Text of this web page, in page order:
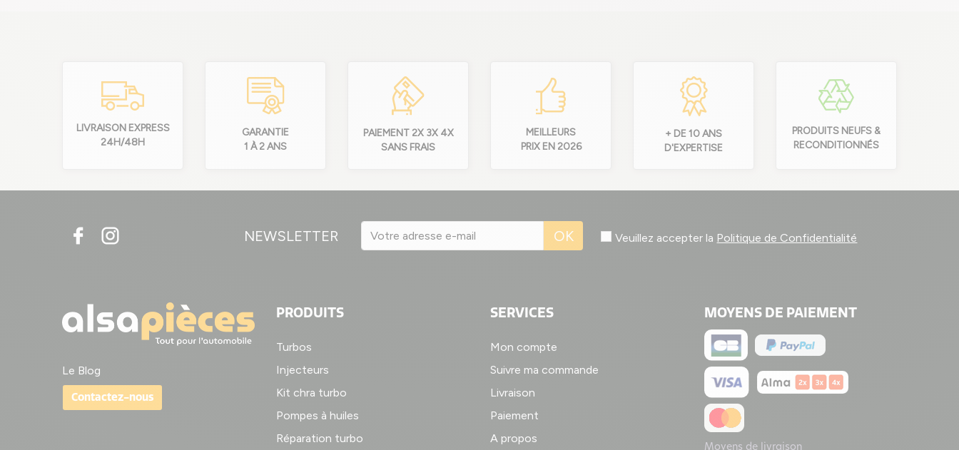
LIVRAISON EXPRESS
24H/48H
GARANTIE
1 À 2 ANS
PAIEMENT 2X 3X 4X
SANS FRAIS
MEILLEURS
PRIX EN 2026
+ DE 10 ANS
D'EXPERTISE
PRODUITS NEUFS &
RECONDITIONNÉS
NEWSLETTER OK Veuillez accepter la Politique de Confidentialité
Le Blog
Contactez-nous
PRODUITS
Turbos
Injecteurs
Kit chra turbo
Pompes à huiles
Réparation turbo
SERVICES
Mon compte
Suivre ma commande
Livraison
Paiement
A propos
MOYENS DE PAIEMENT
Moyens de livraison